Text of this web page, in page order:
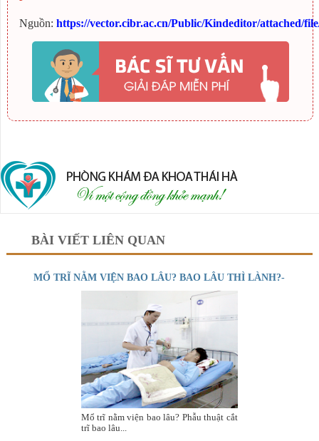
Nguồn: https://vector.cibr.ac.cn/Public/Kindeditor/attached/
BÀI VIẾT LIÊN QUAN
MỔ TRĨ NẰM VIỆN BAO LÂU? BAO LÂU THÌ LÀNH?-
PHÒNG KHÁM THÁI HÀ
Mổ trĩ nằm viện bao lâu? Phẫu thuật cắt
trĩ bao lâu...